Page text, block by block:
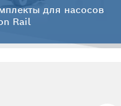
для насосов
Rail